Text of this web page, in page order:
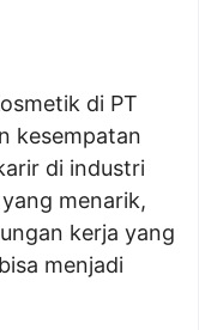
di PT
kesempatan
di industri
menarik,
kerja yang
menjadi